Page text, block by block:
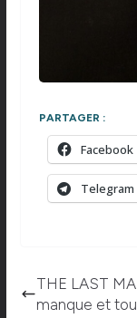
PARTAGER :
Facebook
Telegram
THE LAST
manque et